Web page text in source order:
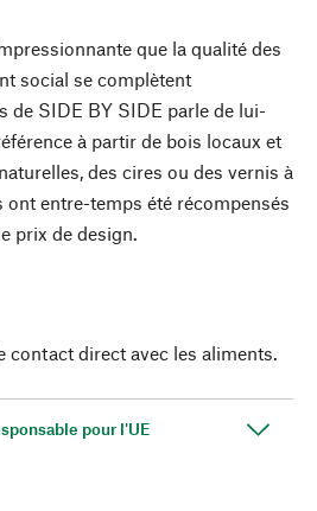
que la qualité des
social se complètent
de SIDE BY SIDE parle de lui-
à partir de bois locaux et
des cires ou des vernis à
ont entre-temps été récompensés
prix de design.
contact direct avec les aliments.
pour l'UE